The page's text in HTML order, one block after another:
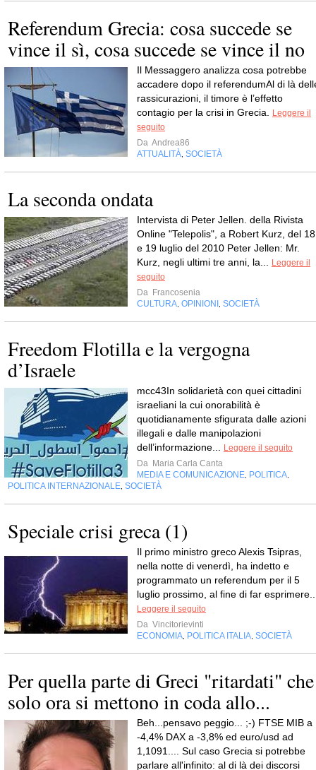
Referendum Grecia: cosa succede se
vince il sì, cosa succede se vince il no
Il Messaggero analizza cosa potrebbe
accadere dopo il referendumAl di là
rassicurazioni, il timore è l’effetto
contagio per la crisi in Grecia.
Leggere il
seguito
Da Andrea86
ATTUALITÀ SOCIETÀ
La seconda ondata
Intervista di Peter Jellen. della Rivista
Online "Telepolis", a Robert Kurz, del 18
e 19 luglio del 2010 Peter Jellen: Mr.
Kurz, negli ultimi tre anni, la...
Leggere il
seguito
Da Francosenia
CULTURA OPINIONI SOCIETÀ
Freedom Flotilla e la vergogna
d’Israele
mcc43In solidarietà con quei cittadini
israeliani la cui onorabilità è
quotidianamente sfigurata dalle azioni
illegali e dalle manipolazioni
dell’informazione...
Leggere il seguito
Da Maria Carla Canta
MEDIA E COMUNICAZIONE POLITICA
POLITICA INTERNAZIONALE SOCIETÀ
Speciale crisi greca (1)
Il primo ministro greco Alexis Tsipras,
nella notte di venerdì, ha indetto e
programmato un referendum per il 5
luglio prossimo, al fine di far
Leggere il seguito
Da Vincitorievinti
ECONOMIA POLITICA ITALIA SOCIETÀ
Per quella parte di Greci "ritardati" che
solo ora si mettono in coda allo...
Beh...pensavo peggio... ;-) FTSE MIB a
-4,4% DAX a -3,8% ed euro/usd ad
1,1091.... Sul caso Grecia si potrebbe
parlare all'infinito: al di là dei discorsi